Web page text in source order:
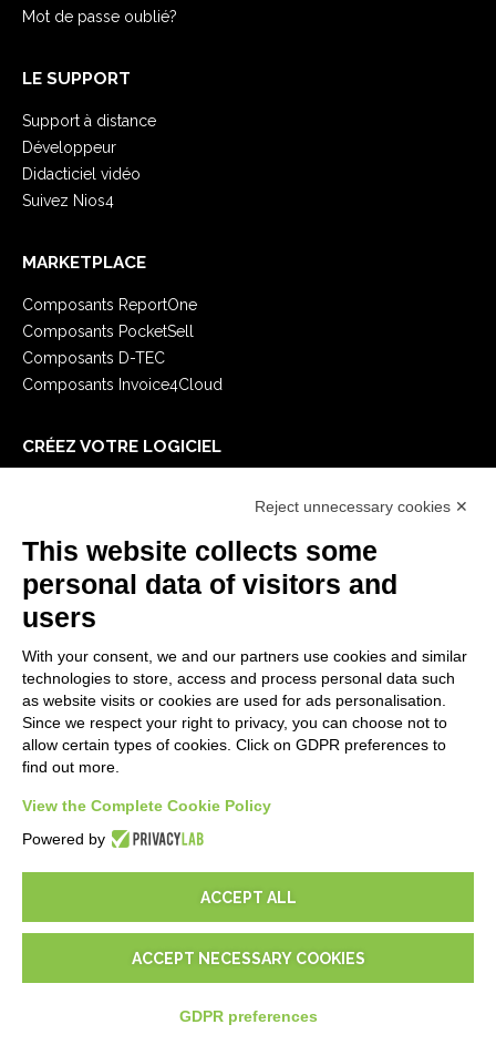
Mot de passe oublié?
LE SUPPORT
Support à distance
Développeur
Didacticiel vidéo
Suivez Nios4
MARKETPLACE
Composants ReportOne
Composants PocketSell
Composants D-TEC
Composants Invoice4Cloud
CRÉEZ VOTRE LOGICIEL
E-Book
MENTIONS LÉGALES
Politiques de confidentialité
Security Policy
Documentation contractuelle et RGPD
Conditions générales de livraison
Conditions du service d'assistance
Paramètres cookie
- EUR €
Reject unnecessary cookies ✕
This website collects some
personal data of visitors and
users
With your consent, we and our partners use cookies and similar
technologies to store, access and process personal data such
as website visits or cookies are used for ads personalisation.
Since we respect your right to privacy, you can choose not to
allow certain types of cookies. Click on GDPR preferences to
find out more.
View the Complete Cookie Policy
Powered by
ACCEPT ALL
ACCEPT NECESSARY COOKIES
GDPR preferences